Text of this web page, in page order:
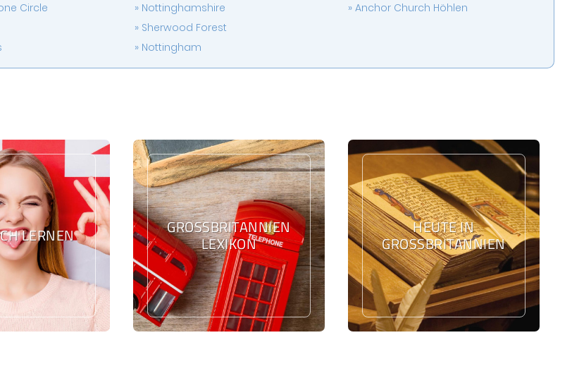
Circle
Nottinghamshire
Sherwood Forest
Nottingham
Anchor Church Höhlen
LERNEN GROSSBRITANNIEN L
EXIKON
HEUTE IN
GROSSBRITANNIEN